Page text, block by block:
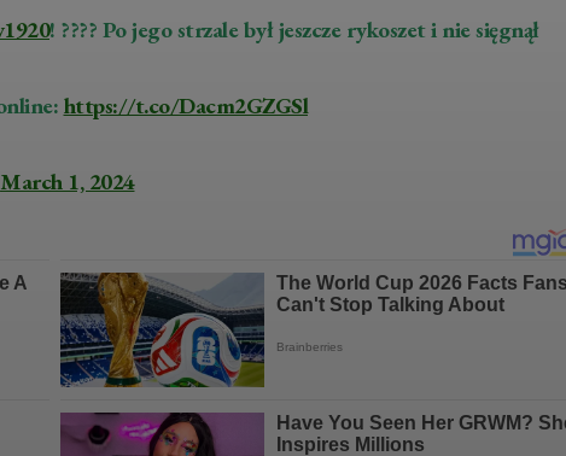
! ???? Po jego strzale był jeszcze rykoszet i nie sięgnął
https://t.co/Dacm2GZGSl
March 1, 2024